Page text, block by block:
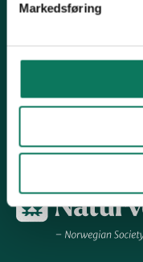
Markedsføring